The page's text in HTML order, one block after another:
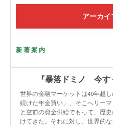
アーカ
新著案内
『暴落ドミノ 今す
世界の金融マーケットは40年越
続けた年金買い」、そこへリー
と空前の資金供給でもって、歴
けてきた。それに対し、世界的